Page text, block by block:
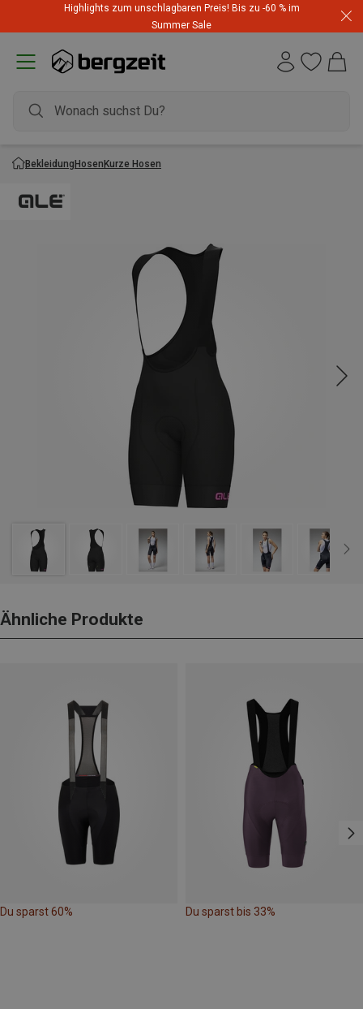
Highlights zum unschlagbaren Preis! Bis zu -60 % im
Summer Sale
BekleidungHosenKurze Hosen
Ähnliche Produkte
Du sparst 60% Du sparst bis 33%